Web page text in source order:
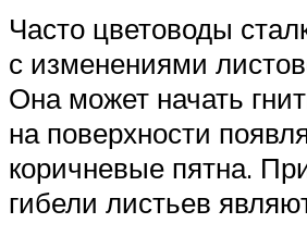
Часто цветоводы
с изменениями
Она может начать
на поверхности
коричневые пятна.
гибели листьев